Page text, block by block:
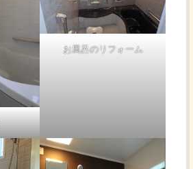
お風呂のリフォーム